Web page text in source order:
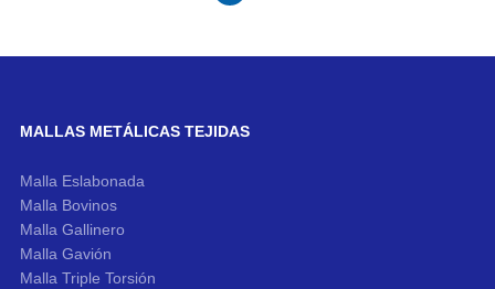
MALLAS METÁLICAS TEJIDAS
Malla Eslabonada
Malla Bovinos
Malla Gallinero
Malla Gavión
Malla Triple Torsión